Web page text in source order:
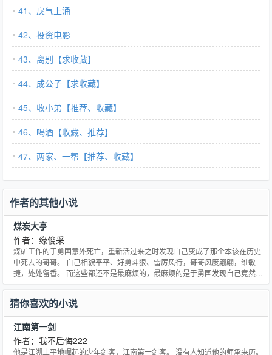
41、戾气上涌
42、投资电影
43、离别【求收藏】
44、成公子【求收藏】
45、收小弟【推荐、收藏】
46、喝酒【收藏、推荐】
47、两家、一帮【推荐、收藏】
作者的其他小说
煤炭大亨
作者：缘俊采
煤矿工作的于勇国意外死亡，重新活过来之时发现自己变成了那个本该在历史
中死去的哥哥。 自己相貌平平、好勇斗狠、雷厉风行，哥哥风度翩翩，维敏
捷，处处留香。 而这些都还不是最麻烦的，最麻烦的是于勇国发现自己竟然成
炭大亨的故事！
猜你喜欢的小说
江南第一剑
作者：我不后悔222
他是江湖上平地崛起的少年剑客，江南第一剑客。 没有人知道他的师承来历。